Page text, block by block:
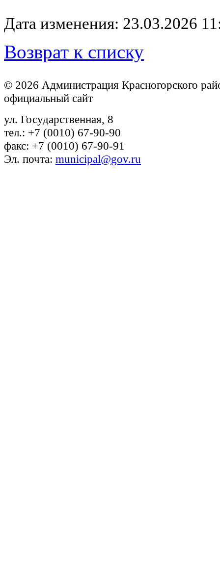
Дата изменения: 23.03.2026
Возврат к списку
© 2026 Администрация Красногорского
официальный сайт
ул. Государственная, 8
тел.: +7 (0010) 67-90-90
факс: +7 (0010) 67-90-91
Эл. почта: municipal@gov.ru